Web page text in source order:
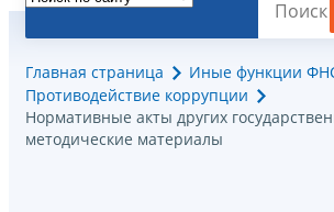
Главная страница
Иные функции
Противодействие коррупции
Нормативные акты других
методические материалы